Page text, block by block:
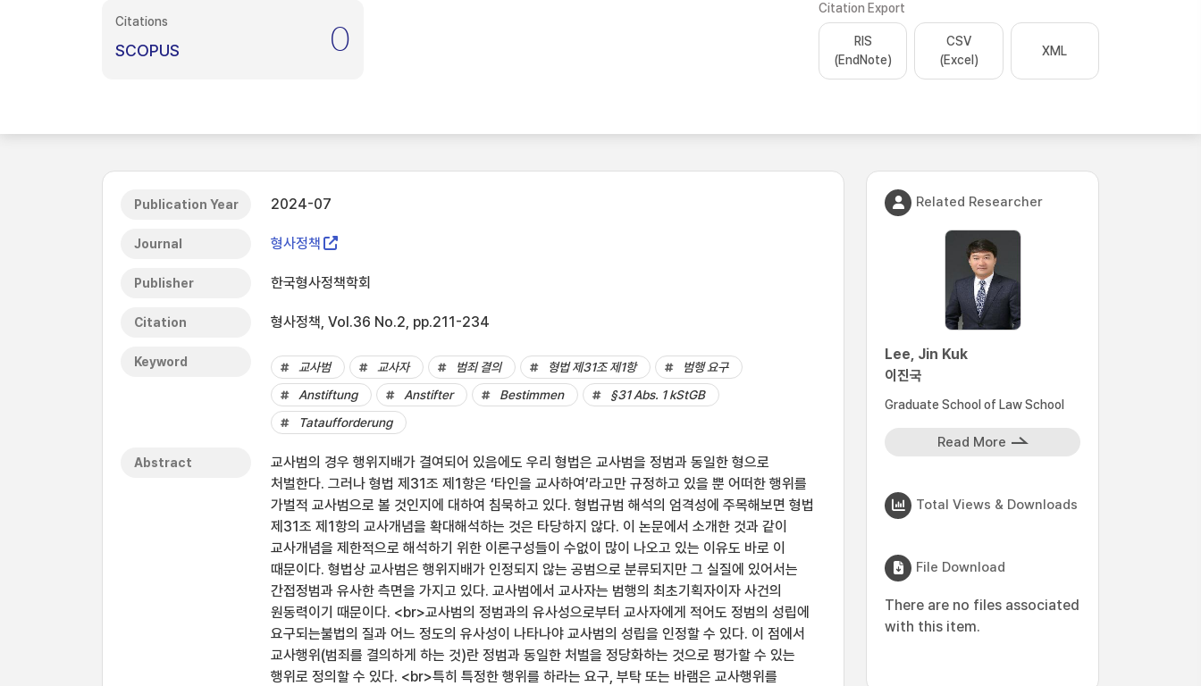
Citations
SCOPUS 0
Citation Export
RIS
(EndNote)
CSV
(Excel)
XML
Publication Year 2024-07
Journal 형사정책
Publisher 한국형사정책학회
Citation 형사정책, Vol.36 No.2, pp.211-234
Keyword 교사범 교사자 범죄 결의 형법 제31조 제1항
범행 요구
Anstiftung
Anstifter Bestimmen
§31 Abs. 1 kStGB
Tataufforderung
Abstract
교사범의 경우 행위지배가 결여되어 있음에도 우리 형법은 교사범을 정범과 동일한 형으로
처벌한다. 그러나 형법 제31조 제1항은 ‘타인을 교사하여’라고만 규정하고 있을 뿐 어떠한 행위를
가벌적 교사범으로 볼 것인지에 대하여 침묵하고 있다. 형법규범 해석의 엄격성에 주목해보면 형법
제31조 제1항의 교사개념을 확대해석하는 것은 타당하지 않다. 이 논문에서 소개한 것과 같이
교사개념을 제한적으로 해석하기 위한 이론구성들이 수없이 많이 나오고 있는 이유도 바로 이
때문이다. 형법상 교사범은 행위지배가 인정되지 않는 공범으로 분류되지만 그 실질에 있어서는
간접정범과 유사한 측면을 가지고 있다. 교사범에서 교사자는 범행의 최초기획자이자 사건의
원동력이기 때문이다. <br>교사범의 정범과의 유사성으로부터 교사자에게 적어도 정범의 성립에
요구되는불법의 질과 어느 정도의 유사성이 나타나야 교사범의 성립을 인정할 수 있다. 이 점에서
교사행위(범죄를 결의하게 하는 것)란 정범과 동일한 처벌을 정당화하는 것으로 평가할 수 있는
행위로 정의할 수 있다. <br>특히 특정한 행위를 하라는 요구, 부탁 또는 바램은 교사행위를
Related Researcher
Lee, Jin Kuk
이진국
Graduate School of Law School
Read More
Total Views & Downloads
File Download
There are no files associated
with this item.